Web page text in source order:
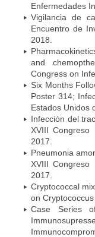
Enfermedades
Vigilancia de
Encuentro de
2018.
and
Congress on
Six Months
Poster 314;
Estados Unidos
Infección del
XVIII
2017.
Pneumonia
XVIII
2017.
Cryptococcal
on
Case Series